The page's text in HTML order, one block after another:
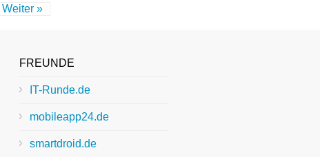
Weiter »
FREUNDE
IT-Runde.de
mobileapp24.de
smartdroid.de